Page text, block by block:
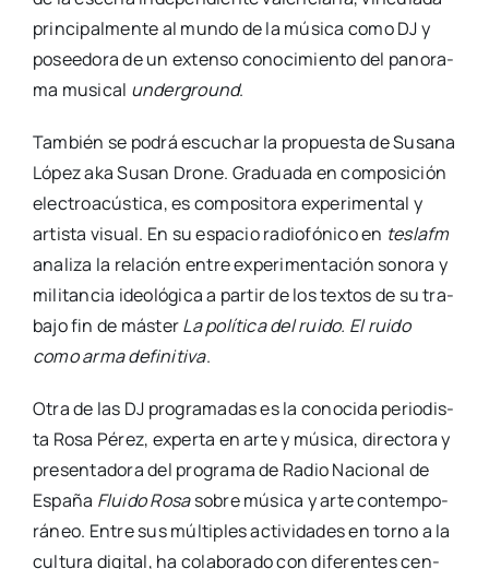
prin­ci­pal­men­te al mun­do de la músi­ca como DJ y
posee­do­ra de un exten­so cono­ci­mien­to del pano­ra­
ma musi­cal under­ground.
Tam­bién se podrá escu­char la pro­pues­ta de Susa­na
López aka Susan Dro­ne. Gra­dua­da en com­po­si­ción
elec­tro­acús­ti­ca, es com­po­si­to­ra expe­ri­men­tal y
artis­ta visual. En su espa­cio radio­fó­ni­co en tes­lafm
ana­li­za la rela­ción entre expe­ri­men­ta­ción sono­ra y
mili­tan­cia ideo­ló­gi­ca a par­tir de los tex­tos de su tra­
ba­jo fin de más­terLa polí­ti­ca del rui­do. El rui­do
como arma defi­ni­ti­va.
Otra de las DJ pro­gra­ma­das es la cono­ci­da perio­dis­
ta Rosa Pérez, exper­ta en arte y músi­ca, direc­to­ra y
pre­sen­ta­do­ra del pro­gra­ma de Radio Nacio­nal de
Espa­ña Flui­do Rosasobre músi­ca y arte con­tem­po­
rá­neo. Entre sus múl­ti­ples acti­vi­da­des en torno a la
cul­tu­ra digi­tal, ha cola­bo­ra­do con dife­ren­tes cen­